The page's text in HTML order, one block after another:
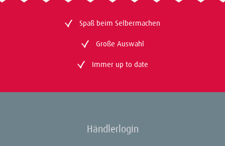
Spaß beim Selbermachen
Große Auswahl
Immer up to date
Händlerlogin